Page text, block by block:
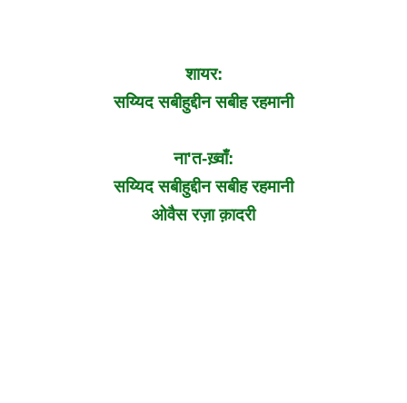
शायर:
सय्यिद सबीहुद्दीन सबीह रहमानी
ना'त-ख़्वाँ:
सय्यिद सबीहुद्दीन सबीह रहमानी
ओवैस रज़ा क़ादरी